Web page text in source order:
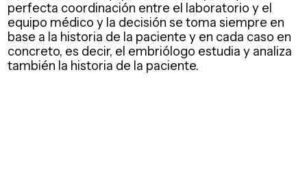
perfecta coordinación entre el laboratorio y el
equipo médico y la decisión se toma siempre en
base a la historia de la paciente y en cada caso en
concreto, es decir, el embriólogo estudia y analiza
también la historia de la paciente.